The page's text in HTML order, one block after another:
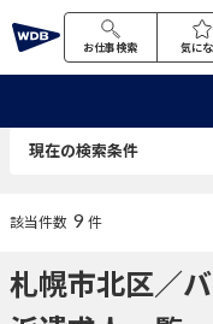
お仕事検索 気に
現在の検索条件
該当件数 9 件
札幌市北区／